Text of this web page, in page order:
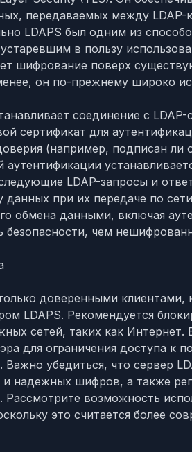
передаваемых между LDAP-
LDAPS был одним из
в пользу
шифрование поверх
он по-прежнему широко
соединение с
сертификат для
(например, подписан ли
LDAP-запросы и
при их передаче по
обмена данными, включая
безопасности, чем
доверенными клиентами,
LDAPS. Рекомендуется
сетей, таких как Интернет.
для ограничения доступа к
убедиться, что сервер
надежных шифров, а также
Рассмотрите возможность
это считается более